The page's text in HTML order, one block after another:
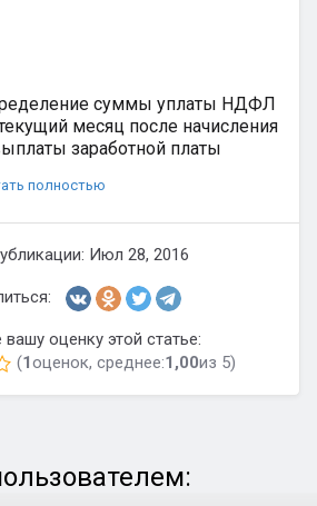
суммы уплаты НДФЛ
месяц после начисления
заработной платы
полностью
Июл 28, 2016
вашу оценку этой статье:
(1оценок, среднее:1,00из 5)